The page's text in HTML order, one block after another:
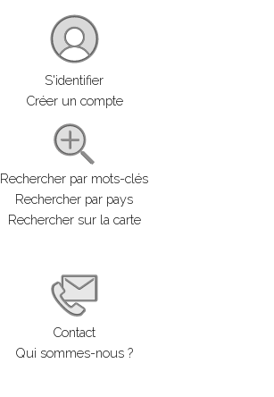
S'identifier
Créer un compte
Rechercher par mots-clés
Rechercher par pays
Rechercher sur la carte
Contact
Qui sommes-nous ?